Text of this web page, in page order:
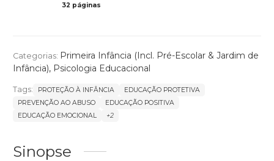
32 páginas
Categorias: Primeira Infância (Incl. Pré-Escolar & Jardim de
Infância), Psicologia Educacional
Tags: PROTEÇÃO À INFÂNCIA
EDUCAÇÃO PROTETIVA
PREVENÇÃO AO ABUSO
EDUCAÇÃO POSITIVA
EDUCAÇÃO EMOCIONAL
+2
Sinopse